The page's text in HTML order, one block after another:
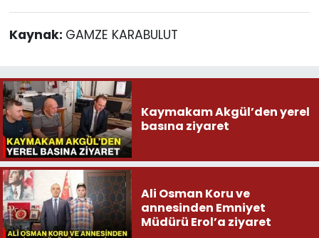
Kaynak: GAMZE KARABULUT
Kaymakam Akgül’den yerel
basına ziyaret
Ali Osman Koru ve
annesinden Emniyet
Müdürü Erol’a ziyaret